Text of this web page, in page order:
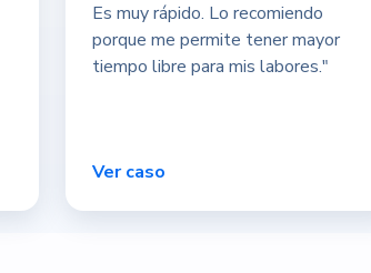
Es muy rápido. Lo recomiendo
porque me permite tener mayor
tiempo libre para mis labores."
Ver caso